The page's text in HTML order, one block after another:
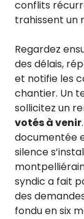
conflits
trahissent un
Regardez
des délais,
et notifie les
chantier. Un
sollicitez un
votés à venir
documentée
silence
syndic a fait
des
fondu en six